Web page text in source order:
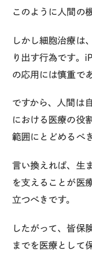
このように人間の
しかし細胞治療は
り出す行為です。
の応用には慎重で
ですから、人間は
における医療の役
範囲にとどめるべ
言い換えれば、生
を支えることが医
立つべきです。
したがって、皆保
までを医療として